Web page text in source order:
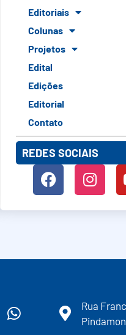
Editoriais
Colunas
Projetos
Edital
Edições
Editorial
Contato
REDES SOCIAIS
Rua